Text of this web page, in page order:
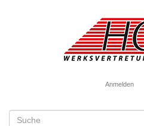
Anmelden